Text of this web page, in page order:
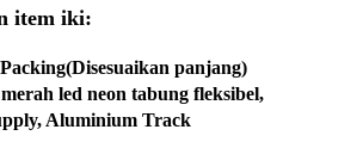
item iki:
(Disesuaikan panjang)
led neon tabung fleksibel,
Aluminium Track